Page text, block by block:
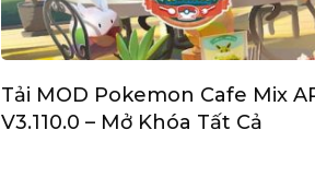
Tải MOD Pokemon Cafe Mix
V3.110.0 – Mở Khóa Tất Cả